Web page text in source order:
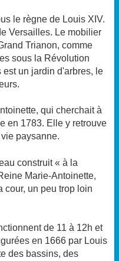
le règne de Louis XIV.
Versailles. Le mobilier
Trianon, comme
sous la Révolution
est un jardin d'arbres, le
qui cherchait à
en 1783. Elle y retrouve
paysanne.
construit « à la
Marie-Antoinette,
cour, un peu trop loin
de 11 à 12h et
en 1666 par Louis
des bassins, des